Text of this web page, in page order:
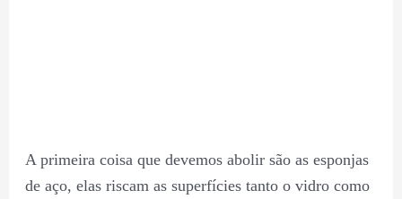
A primeira coisa que devemos abolir são as esponjas
de aço, elas riscam as superfícies tanto o vidro como